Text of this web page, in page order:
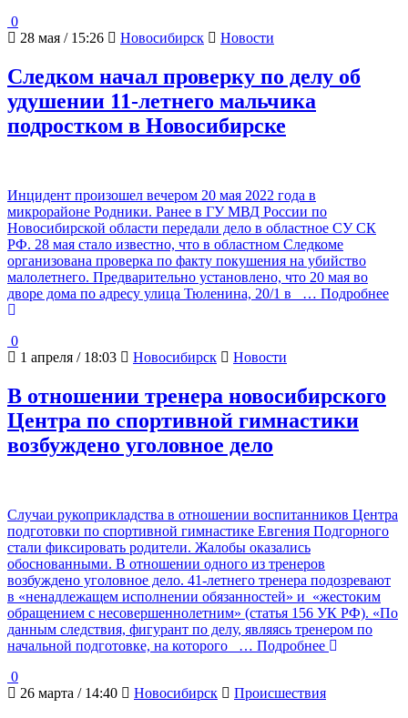
0
28 мая / 15:26
Новосибирск Новости
Следком начал проверку по делу об
удушении 11-летнего мальчика
подростком в Новосибирске
Инцидент произошел вечером 20 мая 2022 года в
микрорайоне Родники. Ранее в ГУ МВД России по
Новосибирской области передали дело в областное СУ СК
РФ. 28 мая стало известно, что в областном Следкоме
организована проверка по факту покушения на убийство
малолетнего. Предварительно установлено, что 20 мая во
дворе дома по адресу улица Тюленина, 20/1 в
… Подробнее
0
1 апреля / 18:03
Новосибирск Новости
В отношении тренера новосибирского
Центра по спортивной гимнастики
возбуждено уголовное дело
Случаи рукоприкладства в отношении воспитанников Центра
подготовки по спортивной гимнастике Евгения Подгорного
стали фиксировать родители. Жалобы оказались
обоснованными. В отношении одного из тренеров
возбуждено уголовное дело. 41-летнего тренера подозревают
в «ненадлежащем исполнении обязанностей» и «жестоким
обращением с несовершеннолетним» (статья 156 УК РФ). «По
данным следствия, фигурант по делу, являясь тренером по
начальной подготовке, на которого
… Подробнее
0
26 марта / 14:40
Новосибирск Происшествия